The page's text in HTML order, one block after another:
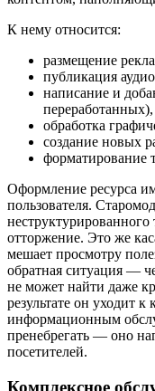
К нему относится:
размещение
публикация
написание и
переработанных),
обработка
создание новых
форматирование
Оформление ресурса
пользователя.
неструктурированного
отторжение. Это же
мешает просмотру
обратная ситуация —
не может найти даже
результате он уходит
информационным
пренебрегать — оно
посетителей.
Комплексное